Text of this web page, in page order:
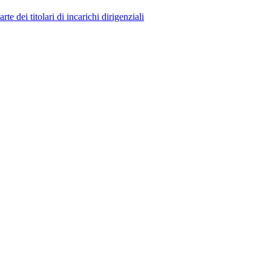
dei titolari di incarichi dirigenziali